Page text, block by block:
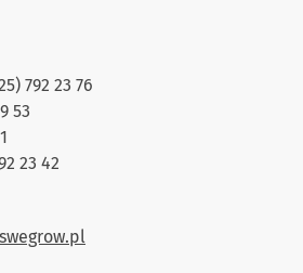
792 23 76
53
23 42